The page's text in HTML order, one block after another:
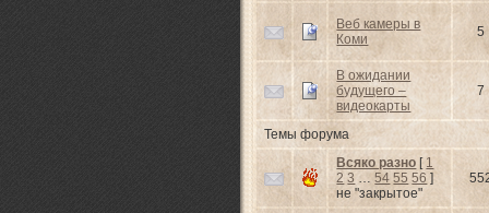
Веб камеры в
Коми
5
В ожидании
будущего –
видеокарты
7
Темы форума
Всяко разно [ 1
2 3 …54 55 56 ]
не "закрытое"